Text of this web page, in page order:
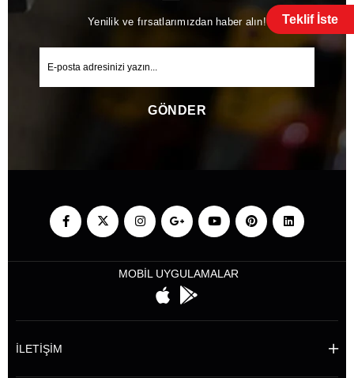
Teklif İste
Yenilik ve fırsatlarımızdan haber alın!
GÖNDER
MOBİL UYGULAMALAR
İLETİŞİM